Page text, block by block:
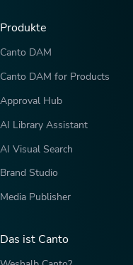
Produkte
Canto DAM
Canto DAM for Products
Approval Hub
AI Library Assistant
AI Visual Search
Brand Studio
Media Publisher
Das ist Canto